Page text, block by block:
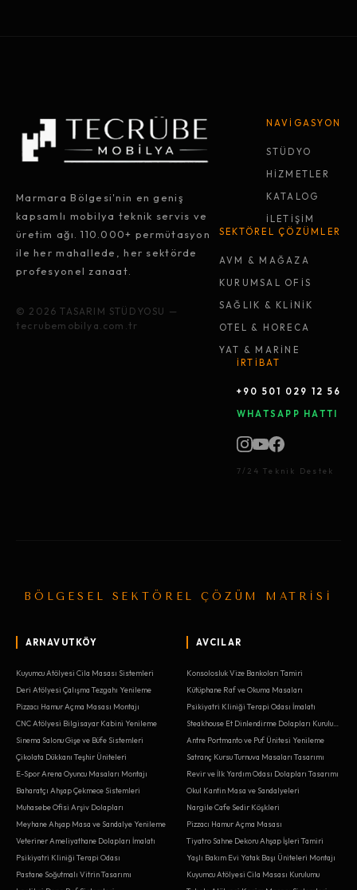
Marmara Bölgesi'nin en geniş
kapsamlı mobilya teknik servis ve
üretim ağı. 110.000+ permütasyon
ile her mahallede, her sektörde
profesyonel zanaat.
© 2026 TASARIM STÜDYOSU —
tecrubemobilya.com.tr
NAVİGASYON
STÜDYO
HİZMETLER
KATALOG
İLETİŞİM
SEKTÖREL ÇÖZÜMLER
AVM & MAĞAZA
KURUMSAL OFİS
SAĞLIK & KLİNİK
OTEL & HORECA
YAT & MARİNE
İRTİBAT
+90 501 029 12 56
WHATSAPP HATTI
7/24 Teknik Destek
BÖLGESEL SEKTÖREL ÇÖZÜM MATRİSİ
ARNAVUTKÖY
Kuyumcu Atölyesi Cila Masası Sistemleri
Deri Atölyesi Çalışma Tezgahı Yenileme
Pizzacı Hamur Açma Masası Montajı
CNC Atölyesi Bilgisayar Kabini Yenileme
Sinema Salonu Gişe ve Büfe Sistemleri
Çikolata Dükkanı Teşhir Üniteleri
E-Spor Arena Oyuncu Masaları Montajı
Baharatçı Ahşap Çekmece Sistemleri
Muhasebe Ofisi Arşiv Dolapları
Meyhane Ahşap Masa ve Sandalye Yenileme
Veteriner Ameliyathane Dolapları İmalatı
Psikiyatri Kliniği Terapi Odası
Pastane Soğutmalı Vitrin Tasarımı
AVCILAR
Konsolosluk Vize Bankoları Tamiri
Kütüphane Raf ve Okuma Masaları
Psikiyatri Kliniği Terapi Odası İmalatı
Antre Portmanto ve Puf Ünitesi Yenileme
Satranç Kursu Turnuva Masaları Tasarımı
Revir ve İlk Yardım Odası Dolapları Tasarımı
Okul Kantin Masa ve Sandalyeleri
Nargile Cafe Sedir Köşkleri
Pizzacı Hamur Açma Masası
Tiyatro Sahne Dekoru Ahşap İşleri Tamiri
Yaşlı Bakım Evi Yatak Başı Üniteleri Montajı
Kuyumcu Atölyesi Cila Masası Kurulumu